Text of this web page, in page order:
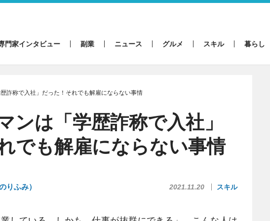
門家インタビュー 副業 ニュース グルメ スキル 暮らし
詐称で入社」だった！それでも解雇にならない事情
ンは「学歴詐称で入社」
でも解雇にならない事情
ふみ） 2021.11.20 スキル